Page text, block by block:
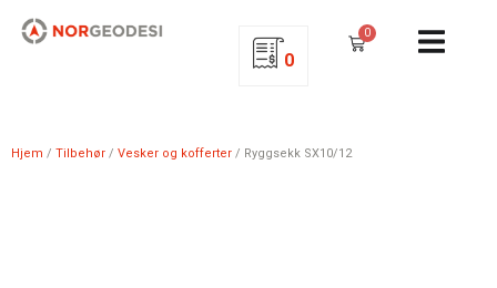
0
0
Hjem / Tilbehør / Vesker og kofferter / Ryggsekk SX10/12